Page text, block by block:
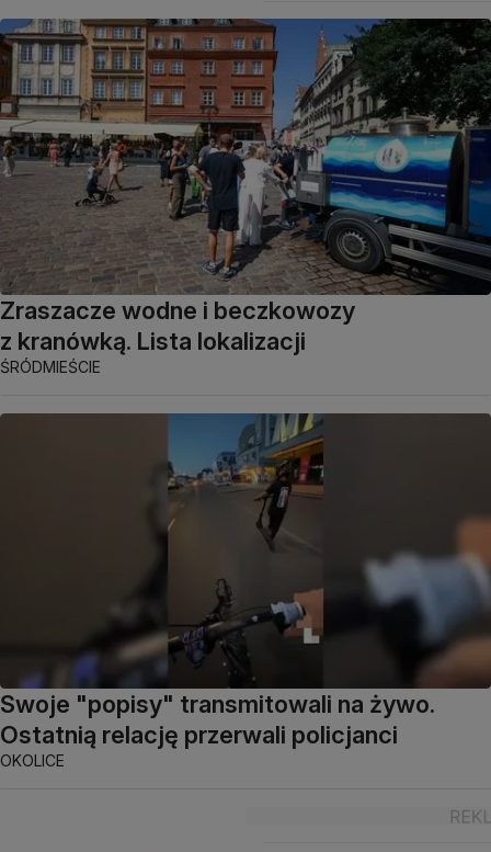
Zraszacze wodne i beczkowozy
z kranówką. Lista lokalizacji
ŚRÓDMIEŚCIE
Swoje "popisy" transmitowali na żywo.
Ostatnią relację przerwali policjanci
OKOLICE